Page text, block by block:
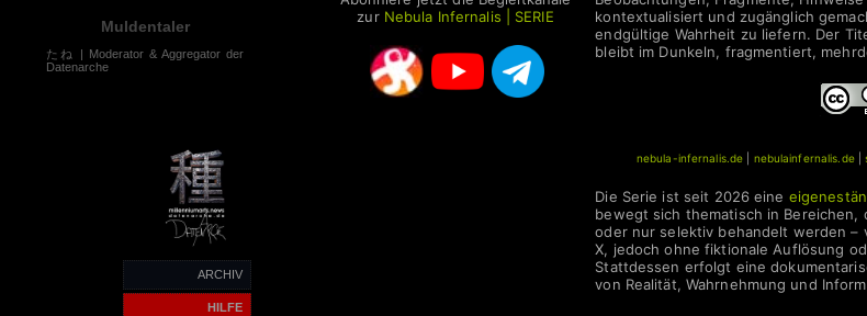
Muldentaler
たね | Moderator & Aggregator der
Datenarche
ARCHIV
HILFE
zur Nebula Infernalis | SERIE
kontextualisiert und zugänglich
endgültige Wahrheit zu liefern. Der
bleibt im Dunkeln, fragmentiert,
nebula-infernalis.de nebulainfernalis.de|
Die Serie ist seit 2026 eine
bewegt sich thematisch in Bereichen,
oder nur selektiv behandelt werden –
X, jedoch ohne fiktionale Auflösung
Stattdessen erfolgt eine
von Realität, Wahrnehmung und